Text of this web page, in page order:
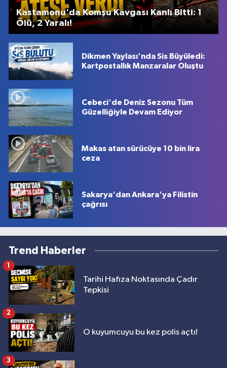
Kastamonu'da Komşu Kavgası Kanlı Bitti: 1
Ölü, 2 Yaralı!
Dikmen Yaylası'nda Sis Büyüledi:
Kartpostallık Manzaralar Oluştu
Cebeci'de Deniz Sezonu Tüm
Güzelliğiyle Devam Ediyor
Makas atan sürücüye 10 bin lira
ceza
Sakarya'dan Ankara'ya Filistin
çağrısı
Trend Haberler
Tarihi Hafıza Noktasında Çadır
Tepkisi
1
O kuyumcuyu bu kez polis açtı!
2
3